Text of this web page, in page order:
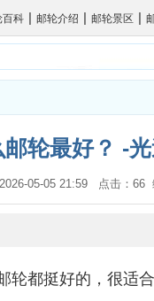
百科 | 邮轮介绍 | 邮轮景区 |
轮最好？ -
05-05 21:59 点击：
轮都挺好的，很适